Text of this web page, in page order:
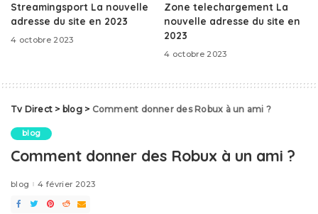
Streamingsport La nouvelle
adresse du site en 2023
4 octobre 2023
Zone telechargement La
nouvelle adresse du site en
2023
4 octobre 2023
Tv Direct > blog> Comment donner des Robux à un ami ?
blog
Comment donner des Robux à un ami ?
blog 4 février 2023